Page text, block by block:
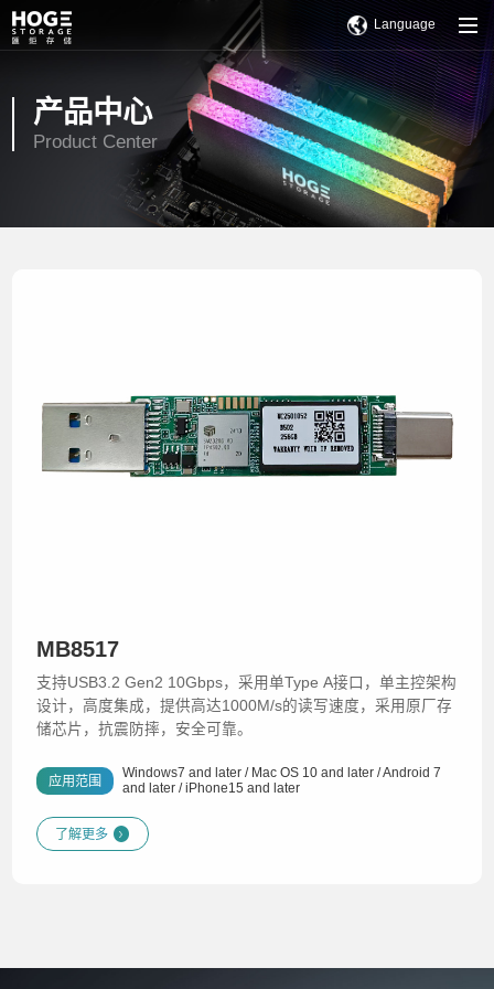
Language
产品中心
Product Center
MB8517
支持USB3.2 Gen2 10Gbps，采用单Type A接口，单主控架构
设计，高度集成，提供高达1000M/s的读写速度，采用原厂存
储芯片，抗震防摔，安全可靠。
应用范围
Windows7 and later / Mac OS 10 and later / Android 7
and later / iPhone15 and later
了解更多